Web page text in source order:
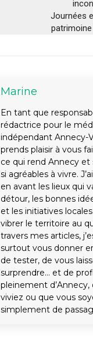
Journées
Marine
En tant que
rédactrice pour le
indépendant Annecy-
prends plaisir à vous
ce qui rend Annecy et
si agréables à vivre.
en avant les lieux qui
détour, les bonnes
et les initiatives
vibrer le territoire au
travers mes articles,
surtout vous donner
de tester, de vous
surprendre… et de
pleinement d’Annecy,
viviez ou que vous
simplement de